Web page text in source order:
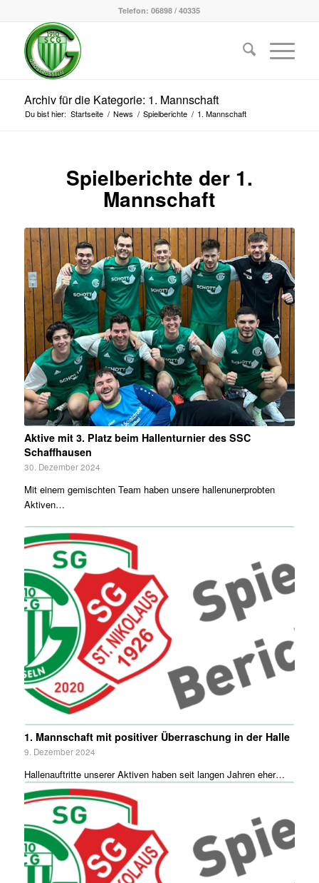
Telefon: 06898 / 40335
Archiv für die Kategorie: 1. Mannschaft
Du bist hier: Startseite / News / Spielberichte / 1. Mannschaft
Spielberichte der 1.
Mannschaft
Aktive mit 3. Platz beim Hallenturnier des SSC
Schaffhausen
30. Dezember 2024
Mit einem gemischten Team haben unsere hallenunerprobten
Aktiven…
1. Mannschaft mit positiver Überraschung in der Halle
9. Dezember 2024
Hallenauftritte unserer Aktiven haben seit langen Jahren eher…